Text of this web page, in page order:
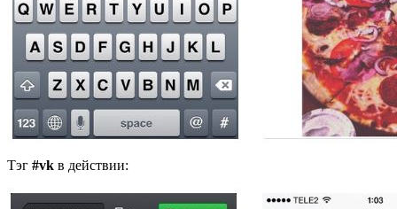
Тэг #vk в действии: